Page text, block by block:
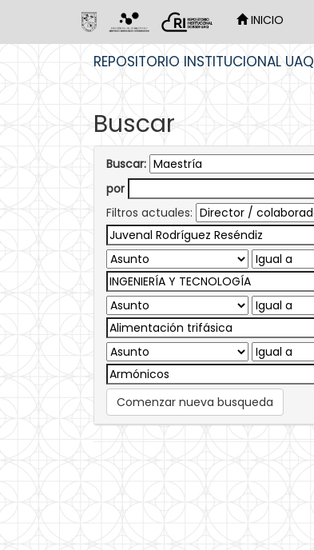
INICIO
REPOSITORIO INSTITUCIONAL UAQ
Buscar
Buscar:
por
Filtros actuales:
Comenzar nueva busqueda